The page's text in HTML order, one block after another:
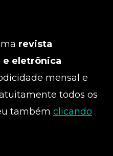
revista
e eletrônica
mensal e
todos os
também clicando